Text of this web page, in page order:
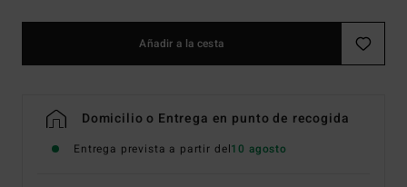
Añadir a la cesta
Domicilio o Entrega en punto de recogida
Entrega prevista a partir del10 agosto